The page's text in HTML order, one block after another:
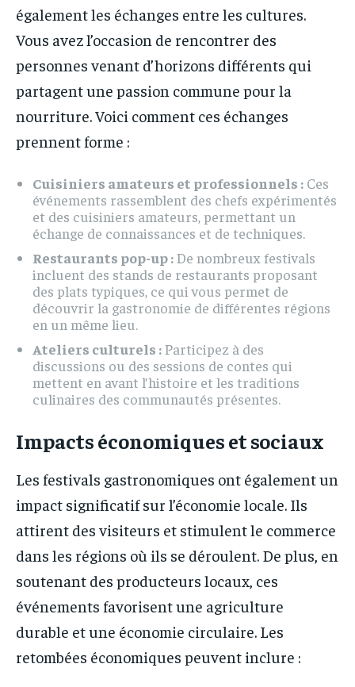
également les échanges entre les cultures.
Vous avez l’occasion de rencontrer des
personnes venant d’horizons différents qui
partagent une passion commune pour la
nourriture. Voici comment ces échanges
prennent forme :
Cuisiniers amateurs et professionnels : Ces
événements rassemblent des chefs expérimentés
et des cuisiniers amateurs, permettant un
échange de connaissances et de techniques.
Restaurants pop-up :De nombreux festivals
incluent des stands de restaurants proposant
des plats typiques, ce qui vous permet de
découvrir la gastronomie de différentes régions
en un même lieu.
Ateliers culturels :Participez à des
discussions ou des sessions de contes qui
mettent en avant l’histoire et les traditions
culinaires des communautés présentes.
Impacts économiques et sociaux
Les festivals gastronomiques ont également un
impact significatif sur l’économie locale. Ils
attirent des visiteurs et stimulent le commerce
dans les régions où ils se déroulent. De plus, en
soutenant des producteurs locaux, ces
événements favorisent une agriculture
durable et une économie circulaire. Les
retombées économiques peuvent inclure :